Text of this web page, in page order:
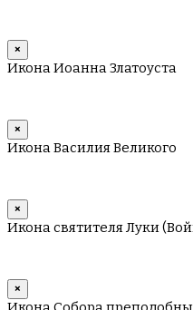
×
Икона Иоанна Златоуста
×
Икона Василия Великого
×
Икона святителя Луки
×